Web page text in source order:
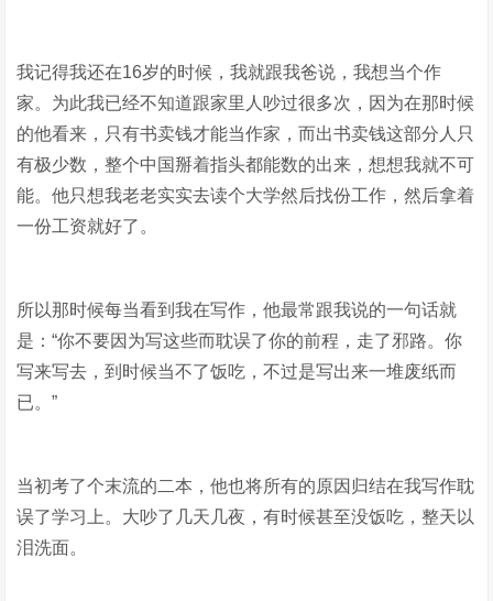
我记得我还在16岁的时候，我就跟我爸说，我想当个作
家。为此我已经不知道跟家里人吵过很多次，因为在那时候
的他看来，只有书卖钱才能当作家，而出书卖钱这部分人只
有极少数，整个中国掰着指头都能数的出来，想想我就不可
能。他只想我老老实实去读个大学然后找份工作，然后拿着
一份工资就好了。
所以那时候每当看到我在写作，他最常跟我说的一句话就
是：“你不要因为写这些而耽误了你的前程，走了邪路。你
写来写去，到时候当不了饭吃，不过是写出来一堆废纸而
已。”
当初考了个末流的二本，他也将所有的原因归结在我写作耽
误了学习上。大吵了几天几夜，有时候甚至没饭吃，整天以
泪洗面。